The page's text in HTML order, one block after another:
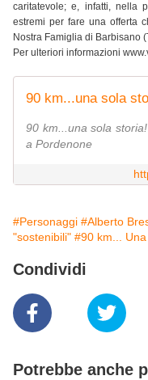
caritatevole; e, infatti, nella
estremi per fare una offerta
Nostra Famiglia di Barbisano
Per ulteriori informazioni
90 km...una sola
90 km...una sola
a Pordenone
#Personaggi #Alberto
"sostenibili" #90 km...
Condividi
Potrebbe anche